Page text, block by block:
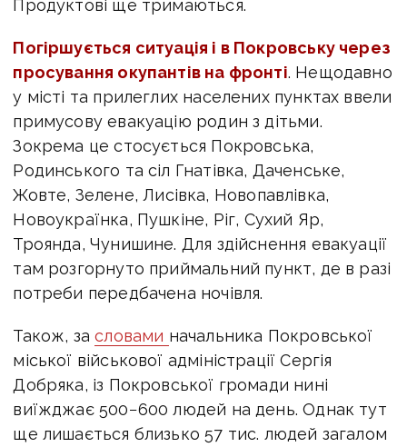
Продуктові ще тримаються.
Погіршується ситуація і в Покровську через
просування окупантів на фронті. Нещодавно
у місті та прилеглих населених пунктах ввели
примусову евакуацію родин з дітьми.
Зокрема це стосується Покровська,
Родинського та сіл Гнатівка, Даченське,
Жовте, Зелене, Лисівка, Новопавлівка,
Новоукраїнка, Пушкіне, Ріг, Сухий Яр,
Троянда,Чунишине. Для здійснення евакуації
там розгорнуто приймальний пункт, де в разі
потреби передбачена ночівля.
Також, засловами начальника Покровської
міської військової адміністрації Сергія
Добряка, із Покровської громади нині
виїжджає 500−600 людей на день. Однак тут
ще лишається близько 57 тис. людей загалом